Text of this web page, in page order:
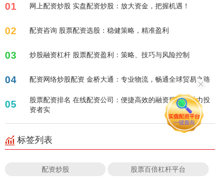
01 网上配资炒股 实盘配资炒股：放大资金，把握机遇！
02 配资咨询 股票配资选股：稳健策略，精准盈利
03 炒股融资杠杆 股票配资盈利：策略、技巧与风险控制
04 配资网络炒股配资 金桥大通：专业物流，畅通全球贸易之路
05
股票配资排名 在线配资公司：便捷高效的融资服务，助力投
资者实
标签列表
配资炒股 股票百倍杠杆平台